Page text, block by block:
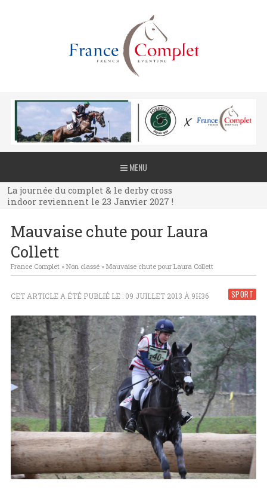
MENU
La journée du complet & le derby cross
indoor reviennent le 23 Janvier 2027 !
La journée du complet & le derby cross
indoor reviennent le 23 Janvier 2027 !
indoor reviennent le 23 Janvier 2027 !
Mauvaise chute pour Laura
Collett
France Complet» Non classé» Mauvaise chute pour Laura Collett
SPORT
CET ARTICLE A ÉTÉ PUBLIÉ LE : 09 JUILLET 2013 À 9H36